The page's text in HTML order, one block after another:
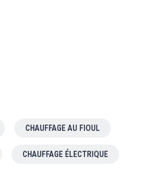
CHAUFFAGE AU FIOUL
CHAUFFAGE ÉLECTRIQUE